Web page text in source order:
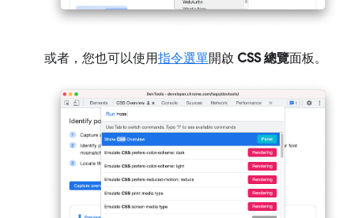
或者，您也可以使用指令選單開啟 CSS 總覽面板。